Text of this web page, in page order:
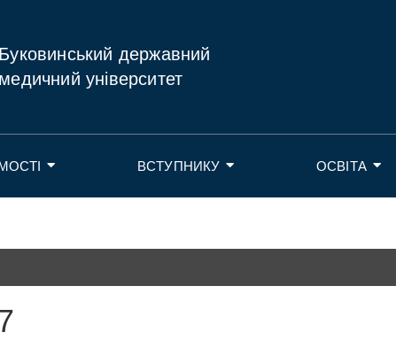
Буковинський державний
медичний університет
ВСТУПНИКУ ОСВІТА